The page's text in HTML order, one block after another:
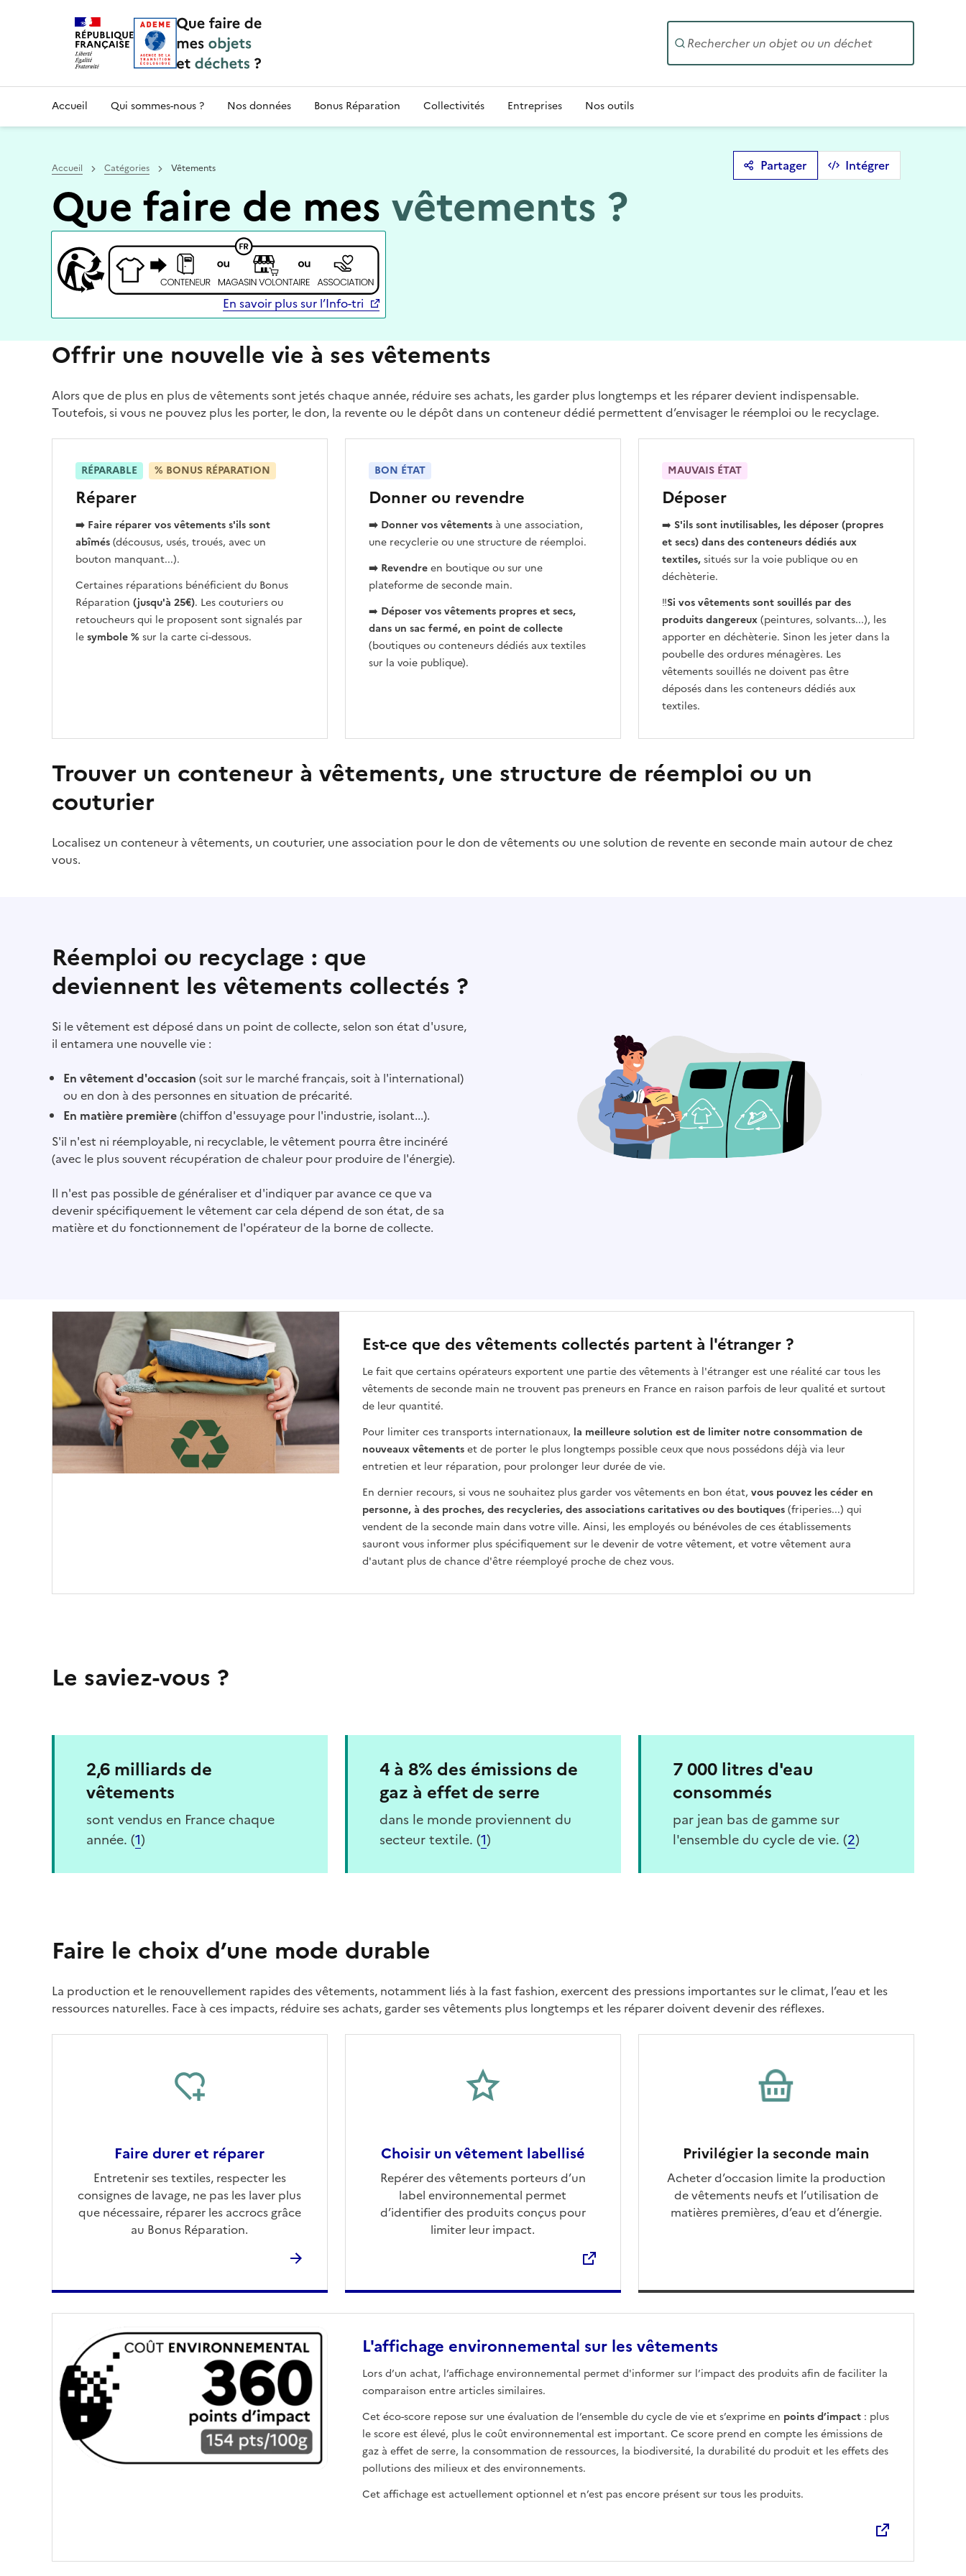
Accueil — Que Faire de mes objets & déchets Entrez
Accueil Qui sommes-nous ? Nos données Bonus Réparation Collectivités Entreprises Nos outils
Accueil Catégories Vêtements
Que faire de mes vêtements ?
En savoir plus sur l’Info-tri
Partager Intégrer
Offrir une nouvelle vie à ses vêtements
Alors que de plus en plus de vêtements sont jetés chaque année, réduire ses achats, les garder plus longtemps et les réparer devient indispensable.
Toutefois, si vous ne pouvez plus les porter, le don, la revente ou le dépôt dans un conteneur dédié permettent d’envisager le réemploi ou le recyclage.
Réparer
➡️ Faire réparer vos vêtementss'ils sont
abîmés(décousus, usés, troués, avec un
bouton manquant...).
Certaines réparations bénéficient du Bonus
Réparation (jusqu'à 25€). Les couturiers ou
retoucheurs qui le proposent sont signalés par
lesymbole % sur la carte ci-dessous.
RÉPARABLE % BONUS RÉPARATION
Donner ou revendre
➡️ Donner vos vêtementsà une association,
une recyclerie ou une structure de réemploi.
➡️ Revendreen boutique ou sur une
plateforme de seconde main.
➡️ Déposer vos vêtements propres et secs,
dans un sac fermé, en point de collecte
(boutiques ou conteneurs dédiés aux textiles
sur la voie publique).
BON ÉTAT
Déposer
➡️ S'ils sont inutilisables, les déposer (propres
et secs) dans des conteneurs dédiés aux
textiles,situés sur la voie publique ou en
déchèterie.
‼️Si vos vêtements sont souillés par des
produits dangereux(peintures, solvants...), les
apporter en déchèterie. Sinon les jeter dans la
poubelle des ordures ménagères. Les
vêtements souillés ne doivent pas être
déposés dans les conteneurs dédiés aux
textiles.
MAUVAIS ÉTAT
Trouver un conteneur à vêtements, une structure de réemploi ou un
couturier
Localisez un conteneur à vêtements, un couturier, une association pour le don de vêtements ou une solution de revente en seconde main autour de chez
vous.
Réemploi ou recyclage : que
deviennent les vêtements collectés ?
Si le vêtement est déposé dans un point de collecte, selon son état d'usure,
il entamera une nouvelle vie :
En vêtement d'occasion (soit sur le marché français, soit à l'international)
ou en don à des personnes en situation de précarité.
En matière première(chiffon d'essuyage pour l'industrie, isolant...).
S'il n'est ni réemployable, ni recyclable, le vêtement pourra être incinéré
(avec le plus souvent récupération de chaleur pour produire de l'énergie).
Il n'est pas possible de généraliser et d'indiquer par avance ce que va
devenir spécifiquement le vêtement car cela dépend de son état, de sa
matière et du fonctionnement de l'opérateur de la borne de collecte.
Est-ce que des vêtements collectés partent à l'étranger ?
Le fait que certains opérateurs exportent une partie des vêtements à l'étranger est une réalité car tous les
vêtements de seconde main ne trouvent pas preneurs en France en raison parfois de leur qualité et surtout
de leur quantité.
Pour limiter ces transports internationaux, la meilleure solution est de limiter notre consommation de
nouveaux vêtementset de porter le plus longtemps possible ceux que nous possédons déjà via leur
entretien et leur réparation, pour prolonger leur durée de vie.
En dernier recours, si vous ne souhaitez plus garder vos vêtements en bon état,vous pouvez les céder en
personne, à des proches, des recycleries, des associations caritatives ou des boutiques(friperies...) qui
vendent de la seconde main dans votre ville. Ainsi, les employés ou bénévoles de ces établissements
sauront vous informer plus spécifiquement sur le devenir de votre vêtement, et votre vêtement aura
d'autant plus de chance d'être réemployé proche de chez vous.
Le saviez-vous ?
2,6 milliards de
vêtements
sont vendus en France chaque
année. (1)
4 à 8% des émissions de
gaz à effet de serre
dans le monde proviennent du
secteur textile. (1)
7 000 litres d'eau
consommés
par jean bas de gamme sur
l'ensemble du cycle de vie. (2)
Faire le choix d’une mode durable
La production et le renouvellement rapides des vêtements, notamment liés à la fast fashion, exercent des pressions importantes sur le climat, l’eau et les
ressources naturelles. Face à ces impacts, réduire ses achats, garder ses vêtements plus longtemps et les réparer doivent devenir des réflexes.
Faire durer et réparer
Entretenir ses textiles, respecter les
consignes de lavage, ne pas les laver plus
que nécessaire, réparer les accrocs grâce
au Bonus Réparation.
Choisir un vêtement labellisé
Ouvre une nouvelle fenêtre
Repérer des vêtements porteurs d’un
label environnemental permet
d’identifier des produits conçus pour
limiter leur impact.
Privilégier la seconde main
Acheter d’occasion limite la production
de vêtements neufs et l’utilisation de
matières premières, d’eau et d’énergie.
L'affichage environnemental sur les vêtements
Ouvre une nouvelle fenêtre
Lors d’un achat, l’affichage environnemental permet d'informer sur l’impact des produits afin de faciliter la
comparaison entre articles similaires.
Cet éco-score repose sur une évaluation de l’ensemble du cycle de vie et s’exprime en points d’impact : plus
le score est élevé, plus le coût environnemental est important. Ce score prend en compte les émissions de
gaz à effet de serre, la consommation de ressources, la biodiversité, la durabilité du produit et les effets des
pollutions des milieux et des environnements.
Cet affichage est actuellement optionnel et n’est pas encore présent sur tous les produits.